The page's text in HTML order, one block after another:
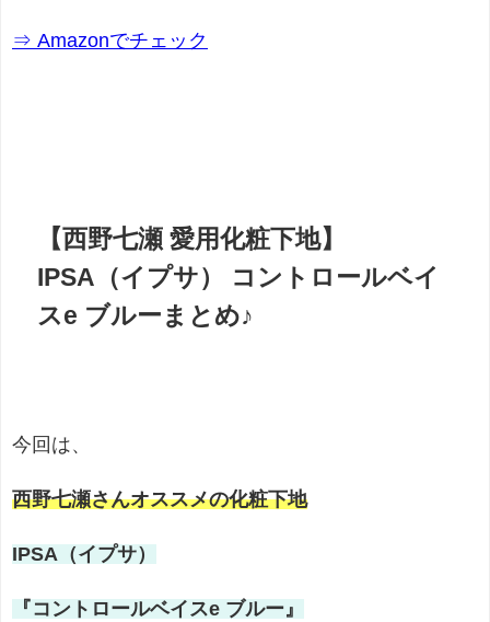
⇒ Amazonでチェック
【西野七瀬 愛用化粧下地】
IPSA（イプサ） コントロールベイ
スe ブルーまとめ♪
今回は、
西野七瀬さんオススメの化粧下地
IPSA（イプサ）
『コントロールベイスe ブルー』